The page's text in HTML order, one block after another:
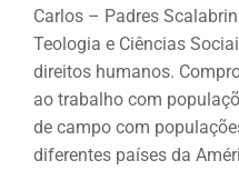
Carlos – Padres
Teologia e Ciências
direitos humanos.
ao trabalho com
de campo com
diferentes países da